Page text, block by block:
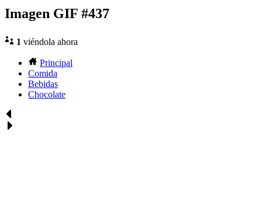
Imagen GIF #437
1 viéndola ahora
Principal
Comida
Bebidas
Chocolate